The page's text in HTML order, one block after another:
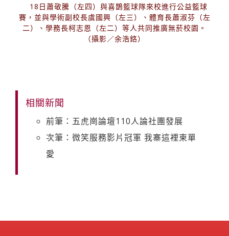
18日蕭敬騰（左四）與喜鵲籃球隊來校進行公益籃球
賽，並與學術副校長虞國興（左三）、體育長蕭淑芬（左
二）、學務長柯志恩（左二）等人共同推廣無菸校園。
（攝影／余浩鉻）
相關新聞
前筆：五虎崗論壇110人論社團發展
次筆：微笑服務影片冠軍 我寨這裡柬單
愛